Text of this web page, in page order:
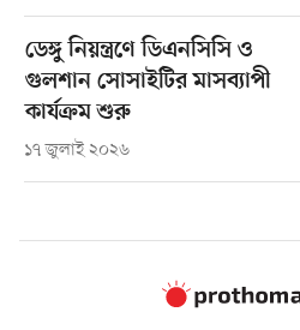
ডেঙ্গু নিয়ন্ত্রণে ডিএনসিসি ও
গুলশান সোসাইটির মাসব্যাপী
কার্যক্রম শুরু
১৭ জুলাই ২০২৬